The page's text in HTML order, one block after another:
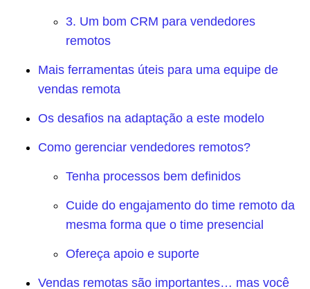
3. Um bom CRM para vendedores
remotos
Mais ferramentas úteis para uma equipe de
vendas remota
Os desafios na adaptação a este modelo
Como gerenciar vendedores remotos?
Tenha processos bem definidos
Cuide do engajamento do time remoto da
mesma forma que o time presencial
Ofereça apoio e suporte
Vendas remotas são importantes… mas você